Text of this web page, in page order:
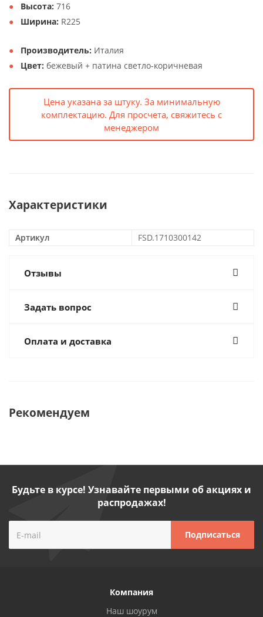
Высота: 716
Ширина: R225
Производитель: Италия
Цвет: бежевый + патина светло-коричневая
Цена указана за штуку. За минимальную
комплектацию. Для просчета, свяжитесь с
менеджером
Характеристики
Артикул FSD.1710300142
Отзывы
Задать вопрос
Оплата и доставка
Рекомендуем
Будьте в курсе! Узнавайте первыми об акциях и
распродажах!
Компания
Наш шоурум